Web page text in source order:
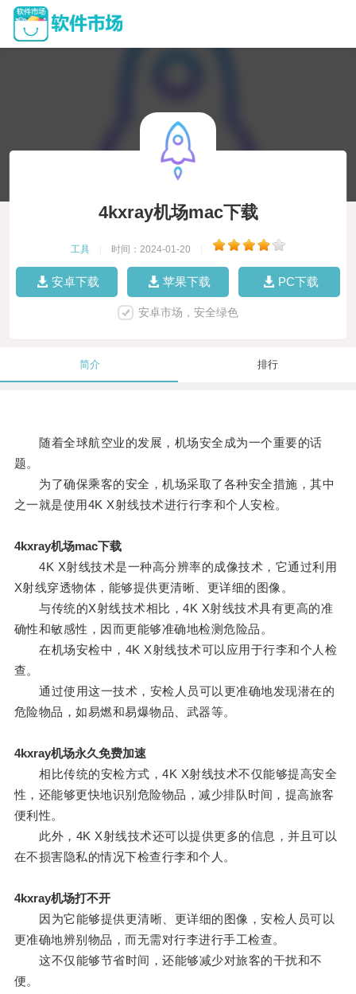
4kxray机场mac下载
工具 时间：2024-01-20
安卓下载 苹果下载 PC下载
安卓市场，安全绿色
简介 排行
随着全球航空业的发展，机场安全成为一个重要的话
题。
为了确保乘客的安全，机场采取了各种安全措施，其中
之一就是使用4K X射线技术进行行李和个人安检。
4kxray机场mac下载
4K X射线技术是一种高分辨率的成像技术，它通过利用
X射线穿透物体，能够提供更清晰、更详细的图像。
与传统的X射线技术相比，4K X射线技术具有更高的准
确性和敏感性，因而更能够准确地检测危险品。
在机场安检中，4K X射线技术可以应用于行李和个人检
查。
通过使用这一技术，安检人员可以更准确地发现潜在的
危险物品，如易燃和易爆物品、武器等。
4kxray机场永久免费加速
相比传统的安检方式，4K X射线技术不仅能够提高安全
性，还能够更快地识别危险物品，减少排队时间，提高旅客
便利性。
此外，4K X射线技术还可以提供更多的信息，并且可以
在不损害隐私的情况下检查行李和个人。
4kxray机场打不开
因为它能够提供更清晰、更详细的图像，安检人员可以
更准确地辨别物品，而无需对行李进行手工检查。
这不仅能够节省时间，还能够减少对旅客的干扰和不
便。